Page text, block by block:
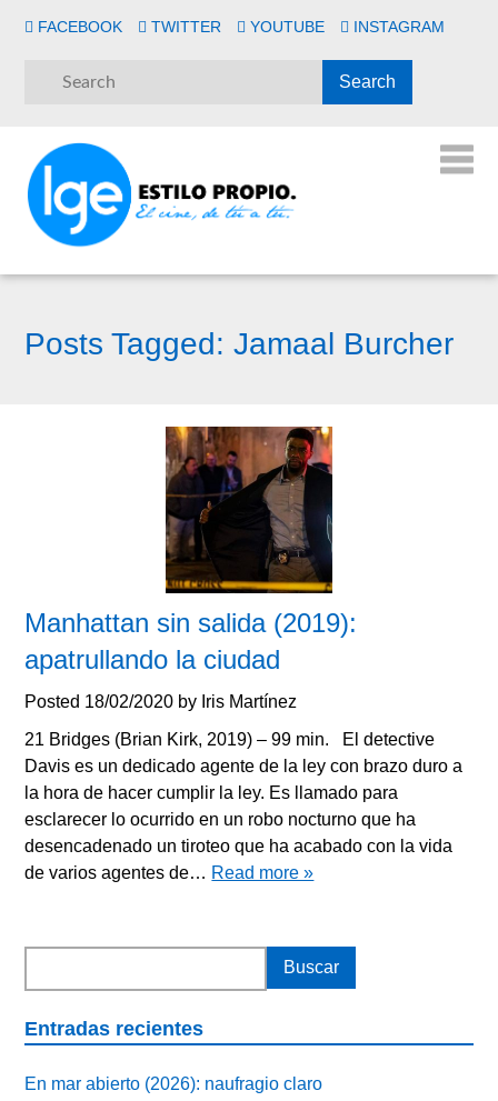
FACEBOOK TWITTER YOUTUBE INSTAGRAM
Posts Tagged: Jamaal Burcher
Manhattan sin salida (2019):
apatrullando la ciudad
Posted 18/02/2020 by Iris Martínez
21 Bridges (Brian Kirk, 2019) – 99 min. El detective
Davis es un dedicado agente de la ley con brazo duro a
la hora de hacer cumplir la ley. Es llamado para
esclarecer lo ocurrido en un robo nocturno que ha
desencadenado un tiroteo que ha acabado con la vida
de varios agentes de… Read more »
Entradas recientes
En mar abierto (2026): naufragio claro